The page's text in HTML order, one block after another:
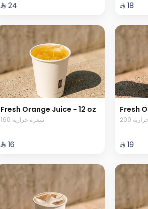
⁨⁦‪‬ 24⁩ ⁨⁦‪‬ 18⁩
Fresh Orange Juice - 12 oz
160 سعرة حرارية
⁨⁦‪‬ 16⁩
Fresh
⁨⁦‪‬ 19⁩